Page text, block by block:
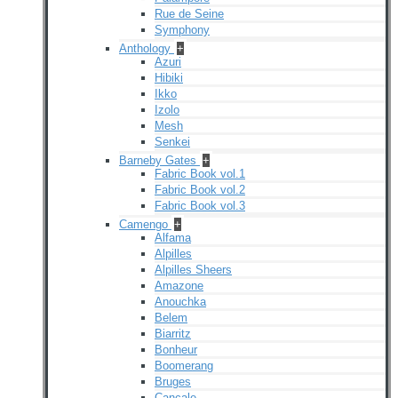
Rue de Seine
Symphony
Anthology +
Azuri
Hibiki
Ikko
Izolo
Mesh
Senkei
Barneby Gates +
Fabric Book vol.1
Fabric Book vol.2
Fabric Book vol.3
Camengo +
Alfama
Alpilles
Alpilles Sheers
Amazone
Anouchka
Belem
Biarritz
Bonheur
Boomerang
Bruges